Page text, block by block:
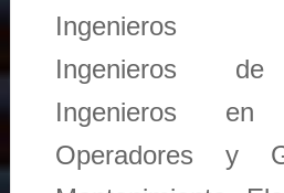
Ingenieros
Ingenieros de
Ingenieros en
Operadores y